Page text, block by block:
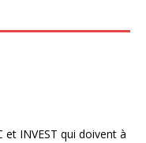
et INVEST qui doivent à